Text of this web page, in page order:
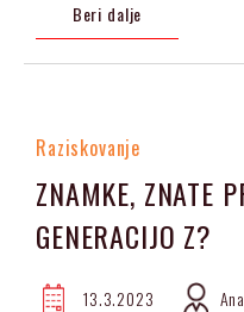
Beri dalje
Raziskovanje
ZNAMKE, ZNATE
GENERACIJO Z?
13.3.2023